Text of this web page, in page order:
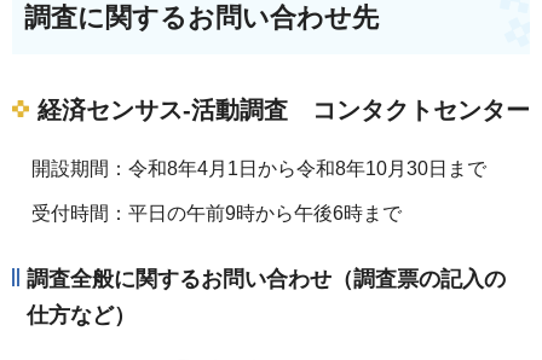
調査に関するお問い合わせ先
経済センサス-活動調査 コンタクトセンター
開設期間：令和8年4月1日から令和8年10月30日まで
受付時間：平日の午前9時から午後6時まで
調査全般に関するお問い合わせ（調査票の記入の
仕方など）